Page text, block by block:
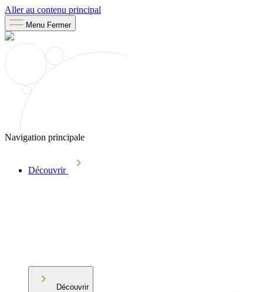
Aller au contenu principal
Menu Fermer
Navigation principale
Découvrir
Découvrir